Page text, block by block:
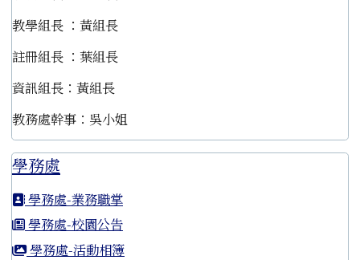
教學組長 ：黃組長
註冊組長 ：葉組長
資訊組長：黃組長
教務處幹事：吳小姐
學務處
學務處-業務職掌
學務處-校園公告
學務處-活動相簿